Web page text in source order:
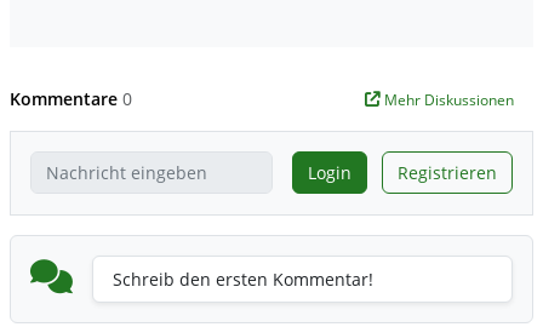
Kommentare 0 Mehr Diskussionen
Login Registrieren
Schreib den ersten Kommentar!